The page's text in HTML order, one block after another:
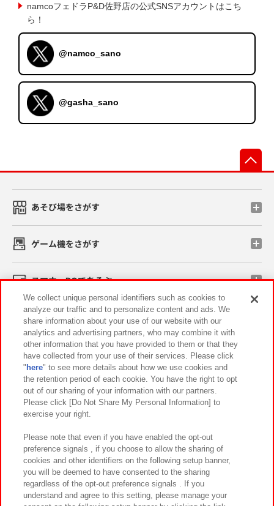
namcoフェドラP&D佐野店の公式SNSアカウントはこち
ら！
@namco_sano
@gasha_sano
あそび場をさがす
ゲーム機をさがす
スマホ・PCであそぶ
イベント・キャンペーン
関連会社 サステナビリティ サイトポリシー
プライバシーポリシー ウェブアクセシビリティ方針と検証結果
お取引先さまとともに
カスタマーハラスメント対応方針 よくあるご質問・お問い合わせ
We collect unique personal identifiers such as cookies to
analyze our traffic and to personalize content and ads. We
share information about your use of our website with our
analytics and advertising partners, who may combine it with
other information that you have provided to them or that they
have collected from your use of their services. Please click
" here" to see more details about how we use cookies and
the retention period of each cookie. You have the right to opt
out of our sharing of your information with our partners.
Please click [Do Not Share My Personal Information] to
exercise your right.
Please note that even if you have enabled the opt-out
preference signals , if you choose to allow the sharing of
cookies and other identifiers on the following setup banner,
you will be deemed to have consented to the sharing
regardless of the opt-out preference signals . If you
understand and agree to this setting, please manage your